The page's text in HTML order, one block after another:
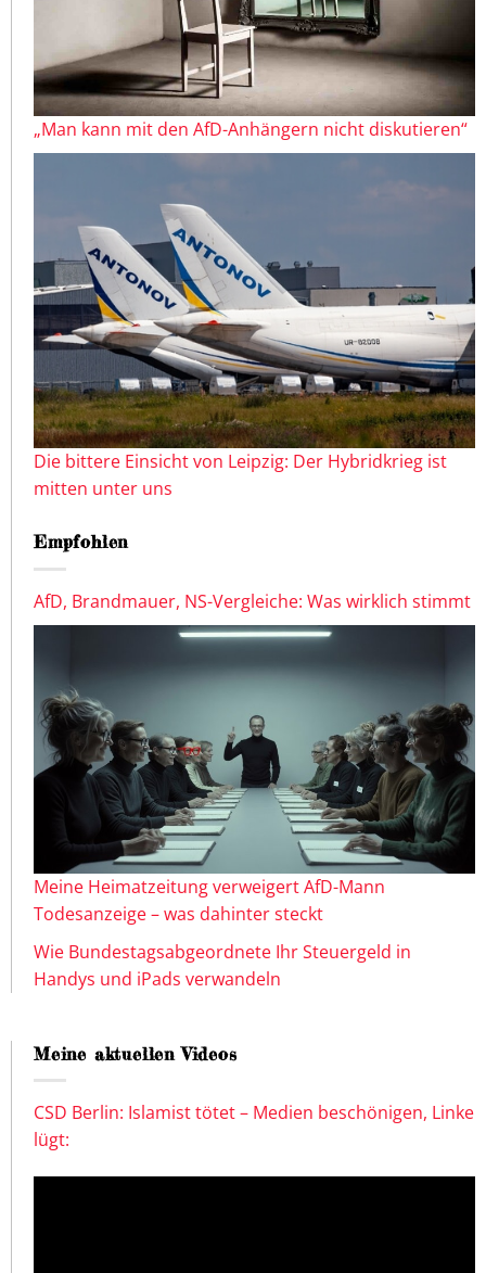
„Man kann mit den AfD-Anhängern nicht diskutieren“
Die bittere Einsicht von Leipzig: Der Hybridkrieg ist
mitten unter uns
Empfohlen
AfD, Brandmauer, NS-Vergleiche: Was wirklich stimmt
Meine Heimatzeitung verweigert AfD-Mann
Todesanzeige – was dahinter steckt
Wie Bundestagsabgeordnete Ihr Steuergeld in
Handys und iPads verwandeln
Meine aktuellen Videos
CSD Berlin: Islamist tötet – Medien beschönigen, Linke
lügt: